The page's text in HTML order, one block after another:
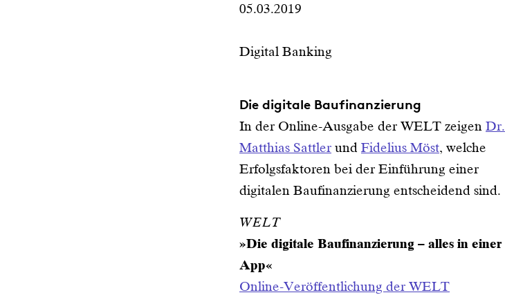
05.03.2019
Digital Banking
Die digitale Baufinanzierung
In der Online-Ausgabe der WELT zeigen Dr.
Matthias Sattler und Fidelius Möst, welche
Erfolgsfaktoren bei der Einführung einer
digitalen Baufinanzierung entscheidend sind.
WELT
»Die digitale Baufinanzierung – alles in einer
App«
Online-Veröffentlichung der WELT